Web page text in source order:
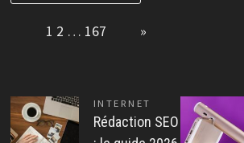
1 2 … 167 »
INTERNET
Rédaction SEO